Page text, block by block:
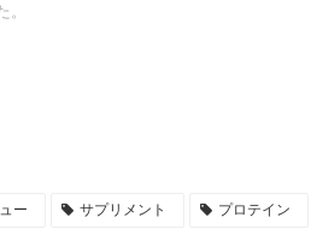
。
ー サプリメント プロテイン